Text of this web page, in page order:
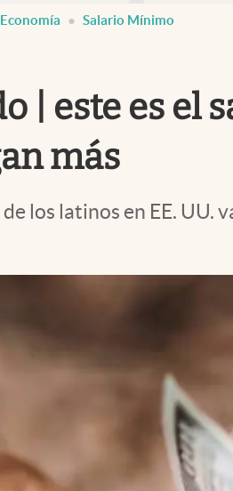
Salario Mínimo
| este es el
más
los latinos en EE. UU.